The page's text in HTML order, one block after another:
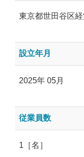
東京都世田谷区
設立年月
2025年 05月
従業員数
1［名］